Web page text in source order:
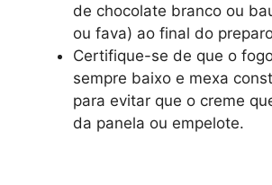
de chocolate branco ou
ou fava) ao final do
Certifique-se de que o
sempre baixo e mexa
para evitar que o creme
da panela ou empelote.